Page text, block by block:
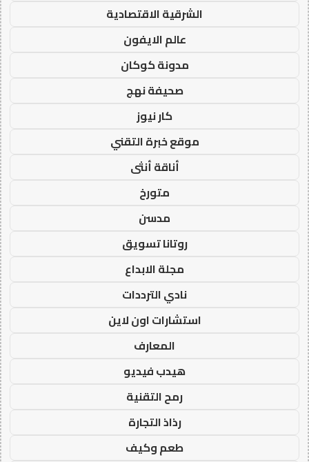
الشرقية الاقتصادية
عالم الايفون
مدونة كوكان
صحيفة نهج
كار نيوز
موقع خبرة التقني
أناقة أنثى
متورخ
مدسن
روتانا تسويق
مجلة الابداع
نادي الترددات
استشارات اون لاين
المعارف
هيدب فيديو
رمح التقنية
رذاذ التجارة
طعم وكيف